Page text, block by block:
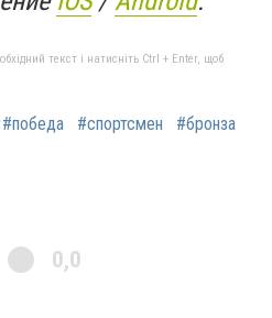
текст і натисніть Ctrl + Enter, щоб
#победа #спортсмен #бронза
0,0